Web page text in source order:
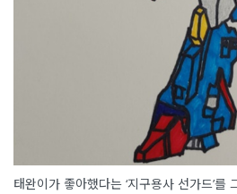
태완이가 좋아했다는 ‘지구용사 선가드’